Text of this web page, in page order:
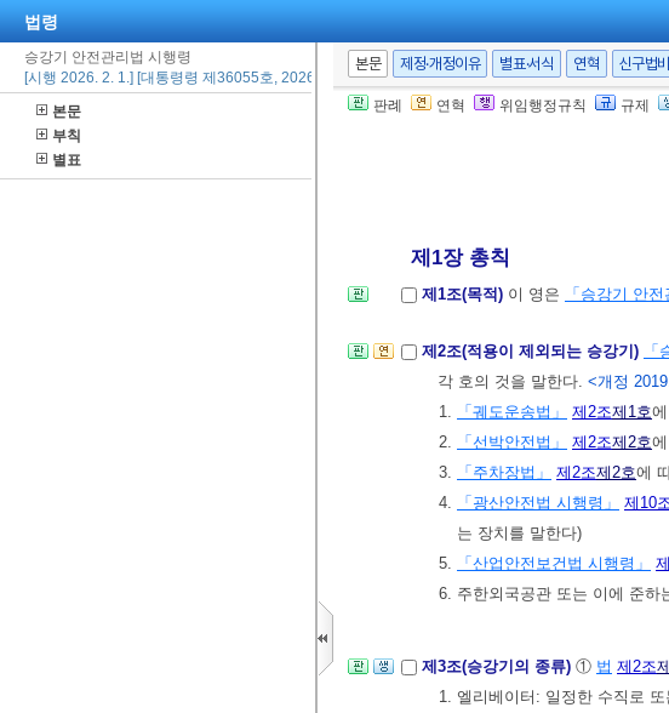
법령
승강기 안전관리법 시행령
[시행 2026. 2. 1.] [대통령령 제36055호, 2026. 1. 27., 타법개정]
본문
부칙
별표
본문 제정·개정이유 별표·서식 연혁 신구법
판례 연혁 위임행정규칙 규제
제1장 총칙
제1조(목적) 이 영은 「승강기 안전
제2조(적용이 제외되는 승강기) 「
각 호의 것을 말한다. <개정
1.
「궤도운송법」 제2조제1호
2.
「선박안전법」 제2조제2호
3.
「주차장법」 제2조제2호에
4.
「광산안전법 시행령」 제10
는 장치를 말한다)
5.
「산업안전보건법 시행령」
6. 주한외국공관 또는 이에 준하
제3조(승강기의 종류) ① 법 제2조
1. 엘리베이터: 일정한 수직로